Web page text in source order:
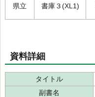
県立 書庫３(XL1)
資料詳細
タイトル
副書名